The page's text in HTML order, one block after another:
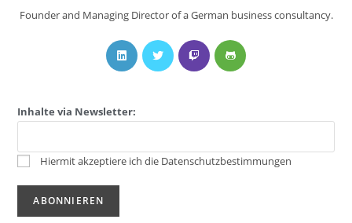
Founder and Managing Director of a German business consultancy.
Inhalte via Newsletter:
Hiermit akzeptiere ich die Datenschutzbestimmungen